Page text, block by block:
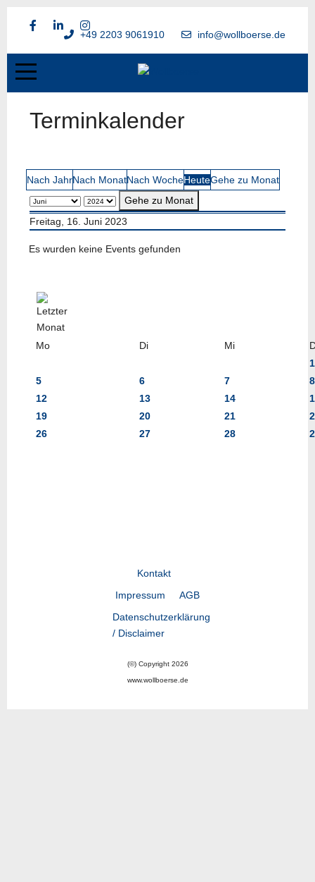
+49 2203 9061910 info@wollboerse.de
Terminkalender
Nach JahrNach MonatNach WocheHeuteGehe zu Monat
Gehe zu Monat
Freitag, 16. Juni 2023
Es wurden keine Events gefunden
Mo Di Mi
1
5
6 7
8
12
13 14
19
20 21
26
27 28
Kontakt
Impressum
AGB
Datenschutzerklärung
/ Disclaimer
(©) Copyright 2026
www.wollboerse.de